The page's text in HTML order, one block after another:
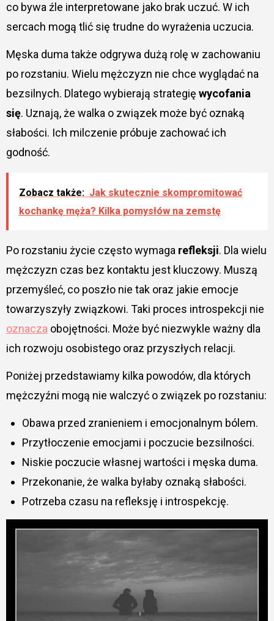
co bywa źle interpretowane jako brak uczuć. W ich
sercach mogą tlić się trudne do wyrażenia uczucia.
Męska duma także odgrywa dużą rolę w zachowaniu
po rozstaniu. Wielu mężczyzn nie chce wyglądać na
bezsilnych. Dlatego wybierają strategię wycofania
się. Uznają, że walka o związek może być oznaką
słabości. Ich milczenie próbuje zachować ich
godność.
Zobacz także: Jak skutecznie skompromitować
kochankę męża? Kilka pomysłów na zemstę
Po rozstaniu życie często wymaga refleksji. Dla wielu
mężczyzn czas bez kontaktu jest kluczowy. Muszą
przemyśleć, co poszło nie tak oraz jakie emocje
towarzyszyły związkowi. Taki proces introspekcji nie
oznacza obojętności. Może być niezwykle ważny dla
ich rozwoju osobistego oraz przyszłych relacji.
Poniżej przedstawiamy kilka powodów, dla których
mężczyźni mogą nie walczyć o związek po rozstaniu:
Obawa przed zranieniem i emocjonalnym bólem.
Przytłoczenie emocjami i poczucie bezsilności.
Niskie poczucie własnej wartości i męska duma.
Przekonanie, że walka byłaby oznaką słabości.
Potrzeba czasu na refleksję i introspekcję.